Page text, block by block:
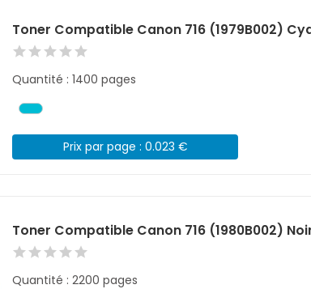
Toner Compatible Canon 716 (1979B002)
Quantité : 1400 pages
Prix par page : 0.023 €
Toner Compatible Canon 716 (1980B002)
Quantité : 2200 pages